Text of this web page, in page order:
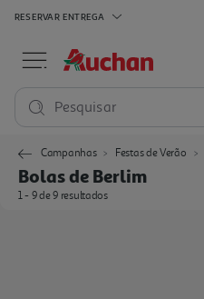
RESERVAR ENTREGA
Pesquisar
Campanhas Festas de Verão
Bolas de Berlim
1 - 9 de 9 resultados